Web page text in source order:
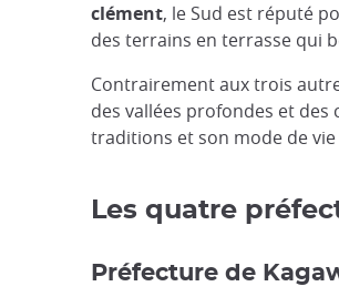
clément, le Sud est réputé
des terrains en terrasse qui
Contrairement aux trois
des vallées profondes et
traditions et son mode de
Les quatre
Préfecture de